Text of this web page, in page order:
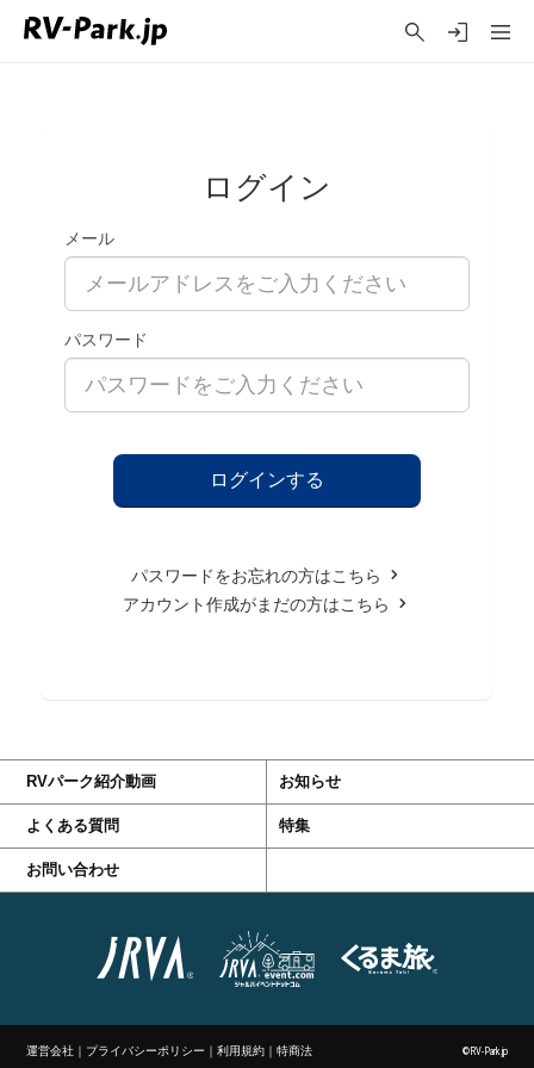
ログイン
メール
パスワード
パスワードをお忘れの方はこちら
アカウント作成がまだの方はこちら
RVパーク紹介動画 お知らせ
よくある質問 特集
お問い合わせ
運営会社 ｜ プライバシーポリシー ｜利用規約 ｜特商法 ©RV-Park.jp